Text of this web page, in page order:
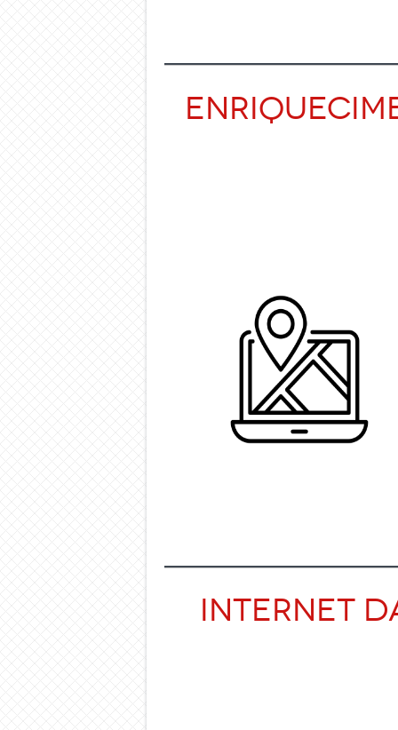
Internet